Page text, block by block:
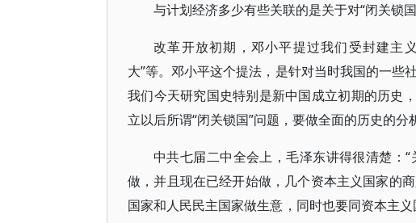
与计划经济多少有些关联的是关于对“闭关锁国
改革开放初期，邓小平提过我们受封建主
大”等。邓小平这个提法，是针对当时我国的一些
我们今天研究国史特别是新中国成立初期的历史
立以后所谓“闭关锁国”问题，要做全面的历史的分
中共七届二中全会上，毛泽东讲得很清楚：
做，并且现在已经开始做，几个资本主义国家的
国家和人民民主国家做生意，同时也要同资本主